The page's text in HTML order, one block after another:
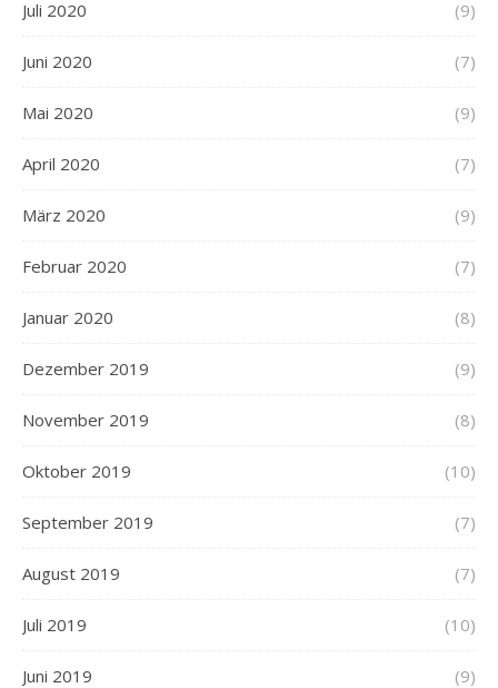
Juli 2020 (9)
Juni 2020 (7)
Mai 2020 (9)
April 2020 (7)
März 2020 (9)
Februar 2020 (7)
Januar 2020 (8)
Dezember 2019 (9)
November 2019 (8)
Oktober 2019 (10)
September 2019 (7)
August 2019 (7)
Juli 2019 (10)
Juni 2019 (9)